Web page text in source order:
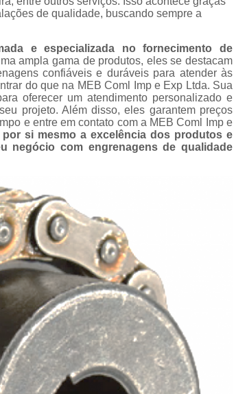
Distribuidor de Correntes
Corrente e
Corrente Engrenagem
Corrente para Engrenagem
Correntes de
Correntes e
Fábrica de
Fornecedor
Corrente para
de qualidade, buscando sempre a
e especializada no fornecimento de
ampla gama de produtos, eles se destacam
confiáveis e duráveis para atender às
do que na MEB Coml Imp e Exp Ltda. Sua
oferecer um atendimento personalizado e
projeto. Além disso, eles garantem preços
e entre em contato com a MEB Coml Imp e
por si mesmo a excelência dos produtos e
negócio com engrenagens de qualidade